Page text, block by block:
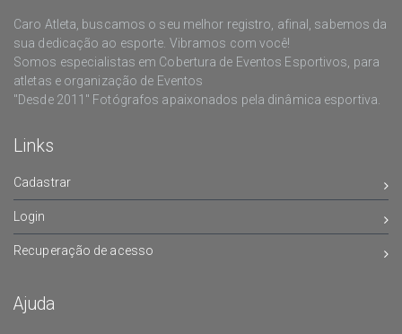
Caro Atleta, buscamos o seu melhor registro, afinal, sabemos da
sua dedicação ao esporte. Vibramos com você!
Somos especialistas em Cobertura de Eventos Esportivos, para
atletas e organização de Eventos
"Desde 2011" Fotógrafos apaixonados pela dinâmica esportiva.
Links
Cadastrar
Login
Recuperação de acesso
Ajuda